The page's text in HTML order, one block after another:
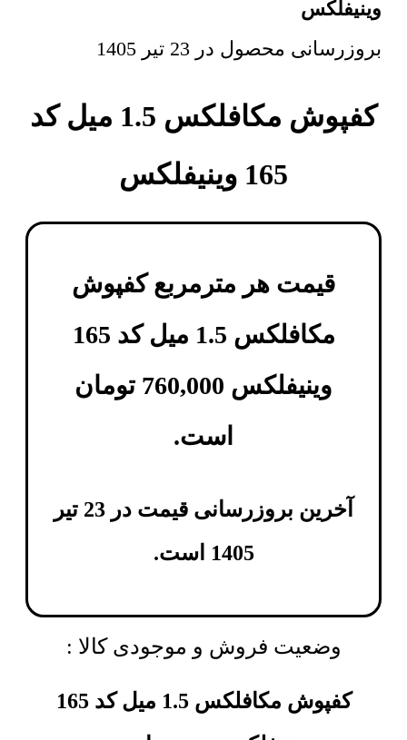
وینیفلکس
بروزرسانی محصول در 23 تیر 1405
کفپوش مکافلکس 1.5 میل کد
165 وینیفلکس
قیمت هر مترمربعکفپوش
مکافلکس 1.5 میل کد 165
وینیفلکس 760,000 تومان
است.
آخرین بروزرسانی قیمت در 23 تیر
1405 است.
وضعیت فروش و موجودی کالا :
کفپوش مکافلکس 1.5 میل کد 165